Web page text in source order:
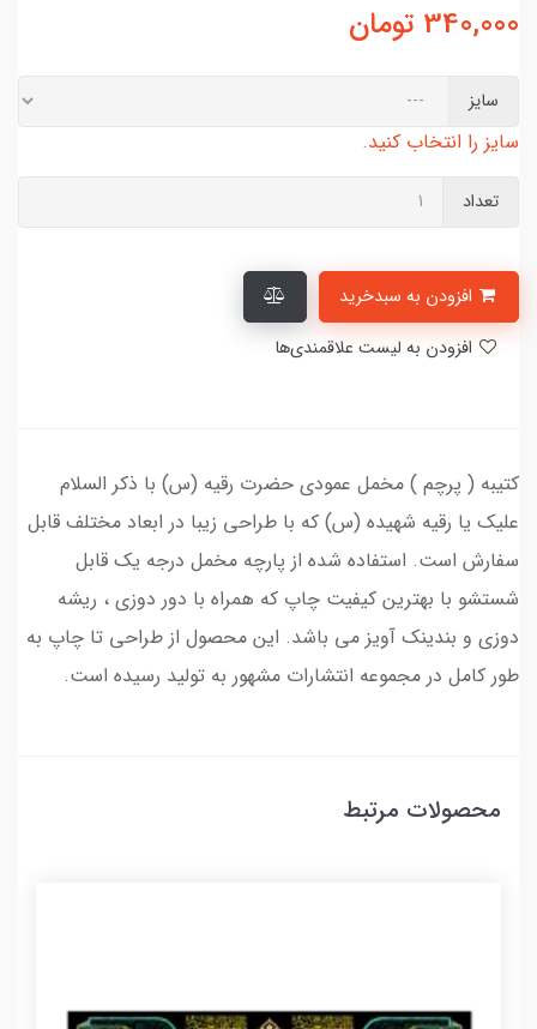
340,000 تومان
سایز
سایز را انتخاب کنید.
تعداد
کتیبه ( پرچم ) مخمل عمودی حضرت رقیه (س) با ذکر السلام
علیک یا رقیه شهیده (س) که با طراحی زیبا در ابعاد مختلف قابل
سفارش است. استفاده شده از پارچه مخمل درجه یک قابل
شستشو با بهترین کیفیت چاپ که همراه با دور دوزی ، ریشه
دوزی و بندینک آویز می باشد. این محصول از طراحی تا چاپ به
طور کامل در مجموعه انتشارات مشهور به تولید رسیده است.
محصولات مرتبط